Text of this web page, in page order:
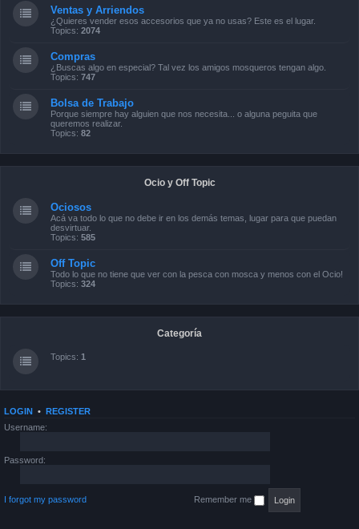
Ventas y Arriendos
¿Quieres vender esos accesorios que ya no usas? Este es el lugar.
Topics: 2074
Compras
¿Buscas algo en especial? Tal vez los amigos mosqueros tengan algo.
Topics: 747
Bolsa de Trabajo
Porque siempre hay alguien que nos necesita... o alguna peguita que
queremos realizar.
Topics: 82
Ocio y Off Topic
Ociosos
Acá va todo lo que no debe ir en los demás temas, lugar para que puedan
desvirtuar.
Topics: 585
Off Topic
Todo lo que no tiene que ver con la pesca con mosca y menos con el Ocio!
Topics: 324
Categoría
Topics: 1
LOGIN • REGISTER
Username:
Password:
I forgot my password Remember me